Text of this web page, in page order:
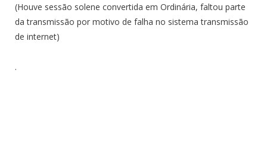
(Houve sessão solene convertida em Ordinária, faltou parte
da transmissão por motivo de falha no sistema transmissão
de internet)
.